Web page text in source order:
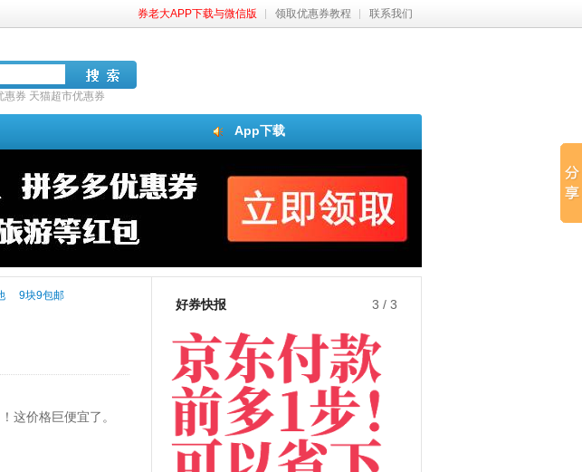
券老大APP下载与微信版 领取优惠券教程 联系我们
惠券 天猫超市优惠券
App下载
9块9包邮
这价格巨便宜了。
好券快报 3 / 3